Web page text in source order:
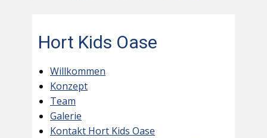
Hort Kids Oase
Willkommen
Konzept
Team
Galerie
Kontakt Hort Kids Oase